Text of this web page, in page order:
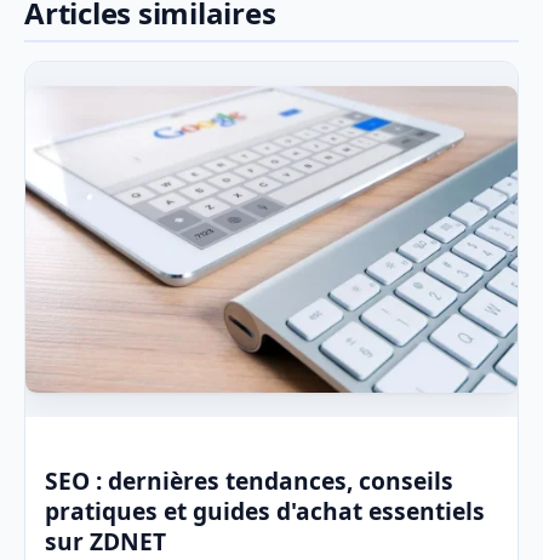
Articles similaires
SEO : dernières tendances, conseils
pratiques et guides d'achat essentiels
sur ZDNET